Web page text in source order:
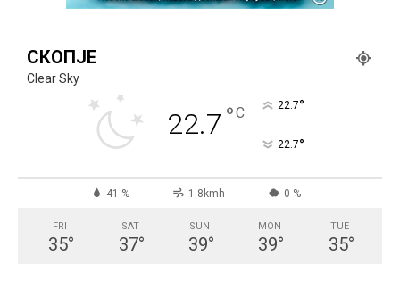
СКОПЈЕ
Clear Sky
22.7 °C 22.7°
22.7°
41 % 1.8kmh 0 %
FRI
35°
SAT
37°
SUN
39°
MON
39°
TUE
35°